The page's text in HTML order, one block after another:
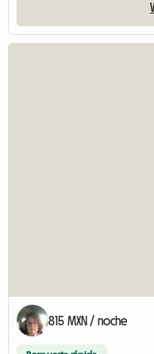
815 MXN / noche